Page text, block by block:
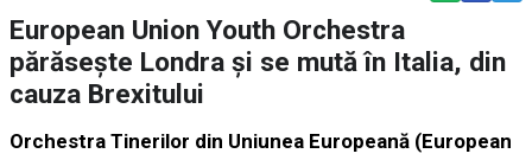
European Union Youth Orchestra
părăsește Londra și se mută în Italia, din
cauza Brexitului
Orchestra Tinerilor din Uniunea Europeană (European